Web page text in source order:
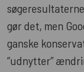
gør det, men
ganske
“udnytter”